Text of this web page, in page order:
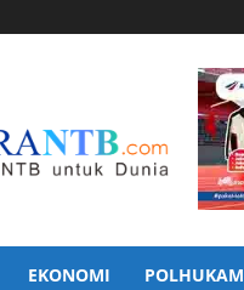
EKONOMI POLHUKAM